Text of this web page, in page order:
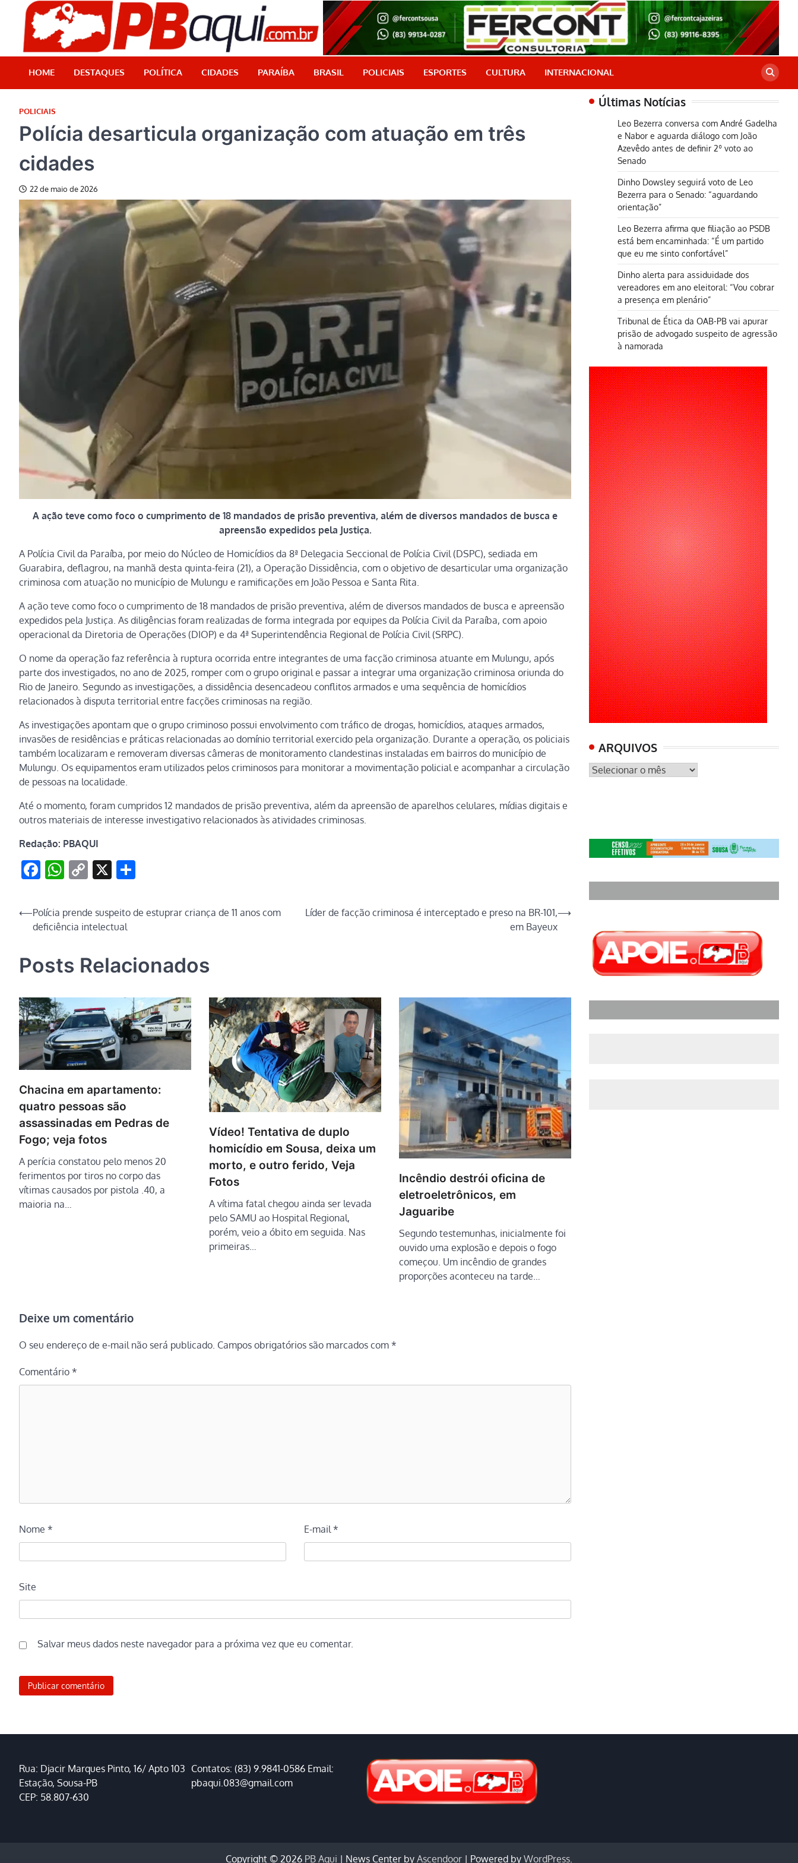
content
PB Aqui
Jornalismo com credibilidade, é aqui!
HOME DESTAQUES POLÍTICA CIDADES PARAÍBA BRASIL POLICIAIS ESPORTES CULTURA INTERNACIONAL
POLICIAIS
Polícia desarticula organização com atuação em três
cidades
22 de maio de 2026
A ação teve como foco o cumprimento de 18 mandados de prisão preventiva, além de diversos mandados de busca e
apreensão expedidos pela Justiça.
A Polícia Civil da Paraíba, por meio do Núcleo de Homicídios da 8ª Delegacia Seccional de Polícia Civil (DSPC), sediada em
Guarabira, deflagrou, na manhã desta quinta-feira (21), a Operação Dissidência, com o objetivo de desarticular uma organização
criminosa com atuação no município de Mulungu e ramificações em João Pessoa e Santa Rita.
A ação teve como foco o cumprimento de 18 mandados de prisão preventiva, além de diversos mandados de busca e apreensão
expedidos pela Justiça. As diligências foram realizadas de forma integrada por equipes da Polícia Civil da Paraíba, com apoio
operacional da Diretoria de Operações (DIOP) e da 4ª Superintendência Regional de Polícia Civil (SRPC).
O nome da operação faz referência à ruptura ocorrida entre integrantes de uma facção criminosa atuante em Mulungu, após
parte dos investigados, no ano de 2025, romper com o grupo original e passar a integrar uma organização criminosa oriunda do
Rio de Janeiro. Segundo as investigações, a dissidência desencadeou conflitos armados e uma sequência de homicídios
relacionados à disputa territorial entre facções criminosas na região.
As investigações apontam que o grupo criminoso possui envolvimento com tráfico de drogas, homicídios, ataques armados,
invasões de residências e práticas relacionadas ao domínio territorial exercido pela organização. Durante a operação, os policiais
também localizaram e removeram diversas câmeras de monitoramento clandestinas instaladas em bairros do município de
Mulungu. Os equipamentos eram utilizados pelos criminosos para monitorar a movimentação policial e acompanhar a circulação
de pessoas na localidade.
Até o momento, foram cumpridos 12 mandados de prisão preventiva, além da apreensão de aparelhos celulares, mídias digitais e
outros materiais de interesse investigativo relacionados às atividades criminosas.
Redação: PBAQUI
Facebook
WhatsApp
Copy
X
Navegação
de
⟵Polícia prende suspeito de estuprar criança de 11 anos com
deficiência intelectual
Líder de facção criminosa é interceptado e preso na BR-101,
em Bayeux
⟶
Posts Relacionados
Chacina em apartamento:
quatro pessoas são
assassinadas em Pedras de
Fogo; veja fotos
A perícia constatou pelo menos 20
ferimentos por tiros no corpo das
vítimas causados por pistola .40, a
maioria na…
Vídeo! Tentativa de duplo
homicídio em Sousa, deixa um
morto, e outro ferido, Veja
Fotos
A vítima fatal chegou ainda ser levada
pelo SAMU ao Hospital Regional,
porém, veio a óbito em seguida. Nas
primeiras…
Incêndio destrói oficina de
eletroeletrônicos, em
Jaguaribe
Segundo testemunhas, inicialmente foi
ouvido uma explosão e depois o fogo
começou. Um incêndio de grandes
proporções aconteceu na tarde…
Deixe um comentário
O seu endereço de e-mail não será publicado. Campos obrigatórios são marcados com *
Comentário *
Nome * E-mail *
Site
Salvar meus dados neste navegador para a próxima vez que eu comentar.
Últimas Notícias
Leo Bezerra conversa com André Gadelha
e Nabor e aguarda diálogo com João
Azevêdo antes de definir 2º voto ao
Senado
Dinho Dowsley seguirá voto de Leo
Bezerra para o Senado: “aguardando
orientação”
Leo Bezerra afirma que filiação ao PSDB
está bem encaminhada: “É um partido
que eu me sinto confortável”
Dinho alerta para assiduidade dos
vereadores em ano eleitoral: “Vou cobrar
a presença em plenário”
Tribunal de Ética da OAB-PB vai apurar
prisão de advogado suspeito de agressão
à namorada
ARQUIVOS
ARQUIVOS
Rua: Djacir Marques Pinto, 16/ Apto 103
Estação, Sousa-PB
CEP: 58.807-630
Contatos: (83) 9.9841-0586 Email:
pbaqui.083@gmail.com
Copyright © 2026 PB Aqui | News Center by Ascendoor | Powered by WordPress